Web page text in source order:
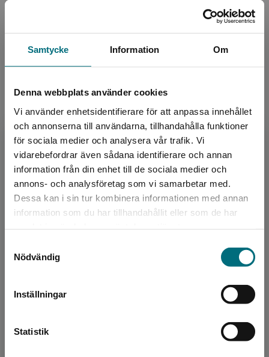
Samtycke Information Om
Denna webbplats använder cookies
Vi använder enhetsidentifierare för att anpassa innehållet
och annonserna till användarna, tillhandahålla funktioner
för sociala medier och analysera vår trafik. Vi
vidarebefordrar även sådana identifierare och annan
information från din enhet till de sociala medier och
annons- och analysföretag som vi samarbetar med.
Dessa kan i sin tur kombinera informationen med annan
information som du har tillhandahållit eller som de har
Nödvändig
Inställningar
Statistik
Begränsad fraktregion
Det verkar som att du besöker
Sverige. För att kunna slutföra ett köp måste
Guide till boksamtal för alla
- arbeta med lättläst i boksamtal på skola och
bibliotek. I den här guiden diskuteras syftet
med lättläst litteratur i undervisningen. Här
betonas ...
inkl. moms
Exkl. moms: 75 kr
Träna med Rolf
Därför har vi tagit fram kopieringsunderlag för
att eleverna ska kunna träna läsförståelse